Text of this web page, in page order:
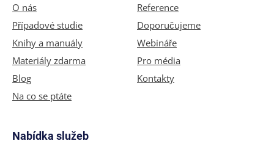
O nás
Případové studie
Knihy a manuály
Materiály zdarma
Blog
Na co se ptáte
Reference
Doporučujeme
Webináře
Pro média
Kontakty
Nabídka služeb